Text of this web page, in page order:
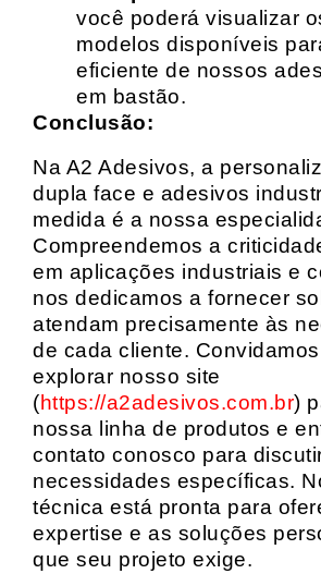
você poderá visualizar
modelos disponíveis
eficiente de nossos
em bastão.
Conclusão:
Na A2 Adesivos, a
dupla face e adesivos
medida é a nossa
Compreendemos a
em aplicações industriais e
nos dedicamos a fornecer
atendam precisamente às
de cada cliente.
explorar nosso site
(https://a2adesivos.com.br)
nossa linha de produtos e
contato conosco para
necessidades específicas.
técnica está pronta para
expertise e as soluções
que seu projeto exige.